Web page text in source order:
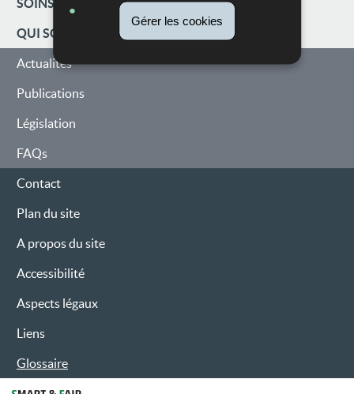
Gérer les cookies
NAVIGATION
SOINS TRANSFRONTALIERS
QUI SOMMES-NOUS
Actualités
Publications
Législation
FAQs
Contact
Plan du site
A propos du site
Accessibilité
Aspects légaux
Liens
Glossaire